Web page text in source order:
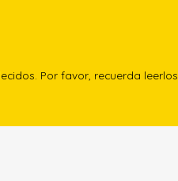
Por favor, recuerda